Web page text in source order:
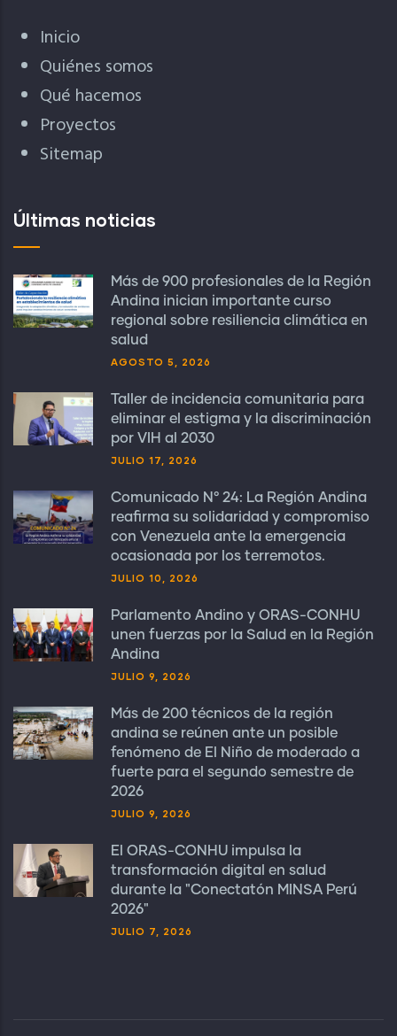
Inicio
Quiénes somos
Qué hacemos
Proyectos
Sitemap
Últimas noticias
Más de 900 profesionales de la Región
Andina inician importante curso
regional sobre resiliencia climática en
salud
AGOSTO 5, 2026
Taller de incidencia comunitaria para
eliminar el estigma y la discriminación
por VIH al 2030
JULIO 17, 2026
Comunicado N° 24: La Región Andina
reafirma su solidaridad y compromiso
con Venezuela ante la emergencia
ocasionada por los terremotos.
JULIO 10, 2026
Parlamento Andino y ORAS-CONHU
unen fuerzas por la Salud en la Región
Andina
JULIO 9, 2026
Más de 200 técnicos de la región
andina se reúnen ante un posible
fenómeno de El Niño de moderado a
fuerte para el segundo semestre de
2026
JULIO 9, 2026
El ORAS-CONHU impulsa la
transformación digital en salud
durante la "Conectatón MINSA Perú
2026"
JULIO 7, 2026